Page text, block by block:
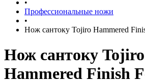
•
Профессиональные ножи
•
Нож сантоку Tojiro Hammered
Нож сантоку Tojiro
Hammered Finish